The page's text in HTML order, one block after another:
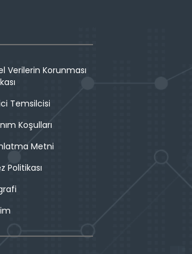
Verilerin Korunması
Temsilcisi
Koşulları
Metni
Politikası